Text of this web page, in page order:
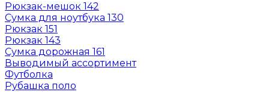
Рюкзак-мешок 142
Сумка для ноутбука 130
Рюкзак 151
Рюкзак 143
Сумка дорожная 161
Выводимый ассортимент
Футболка
Рубашка поло